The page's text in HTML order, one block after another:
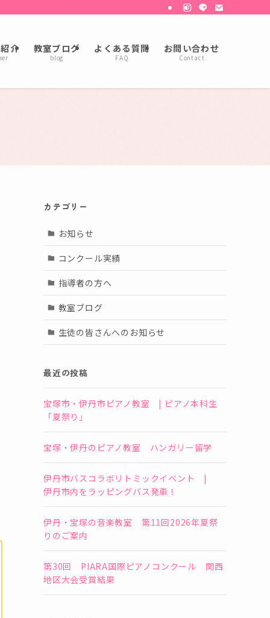
介 教室ブログ
blog
よくある質問
FAQ
お問い合わせ
Contact
カテゴリー
お知らせ
コンクール実績
指導者の方へ
教室ブログ
生徒の皆さんへのお知らせ
最近の投稿
宝塚市・伊丹市ピアノ教室 | ピアノ本科生
「夏祭り」
宝塚・伊丹のピアノ教室 ハンガリー留学
伊丹市バスコラボリトミックイベント |
伊丹市内をラッピングバス発車！
伊丹・宝塚の音楽教室 第11回2026年夏祭
りのご案内
第30回 PIARA国際ピアノコンクール 関西
地区大会受賞結果